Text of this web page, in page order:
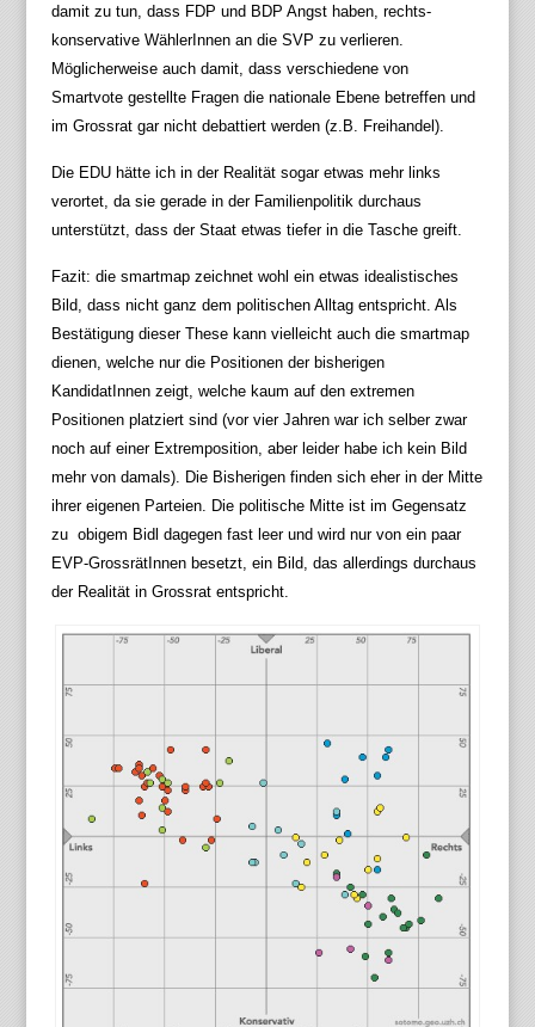
damit zu tun, dass FDP und BDP Angst haben, rechts-
konservative WählerInnen an die SVP zu verlieren.
Möglicherweise auch damit, dass verschiedene von
Smartvote gestellte Fragen die nationale Ebene betreffen und
im Grossrat gar nicht debattiert werden (z.B. Freihandel).
Die EDU hätte ich in der Realität sogar etwas mehr links
verortet, da sie gerade in der Familienpolitik durchaus
unterstützt, dass der Staat etwas tiefer in die Tasche greift.
Fazit: die smartmap zeichnet wohl ein etwas idealistisches
Bild, dass nicht ganz dem politischen Alltag entspricht. Als
Bestätigung dieser These kann vielleicht auch die smartmap
dienen, welche nur die Positionen der bisherigen
KandidatInnen zeigt, welche kaum auf den extremen
Positionen platziert sind (vor vier Jahren war ich selber zwar
noch auf einer Extremposition, aber leider habe ich kein Bild
mehr von damals). Die Bisherigen finden sich eher in der Mitte
ihrer eigenen Parteien. Die politische Mitte ist im Gegensatz
zu obigem Bidl dagegen fast leer und wird nur von ein paar
EVP-GrossrätInnen besetzt, ein Bild, das allerdings durchaus
der Realität in Grossrat entspricht.